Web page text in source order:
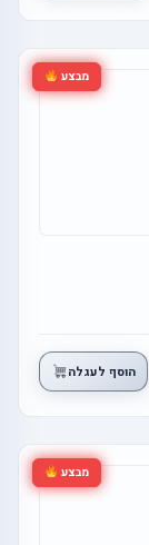
מבצע
הוסף לעגלה
מבצע